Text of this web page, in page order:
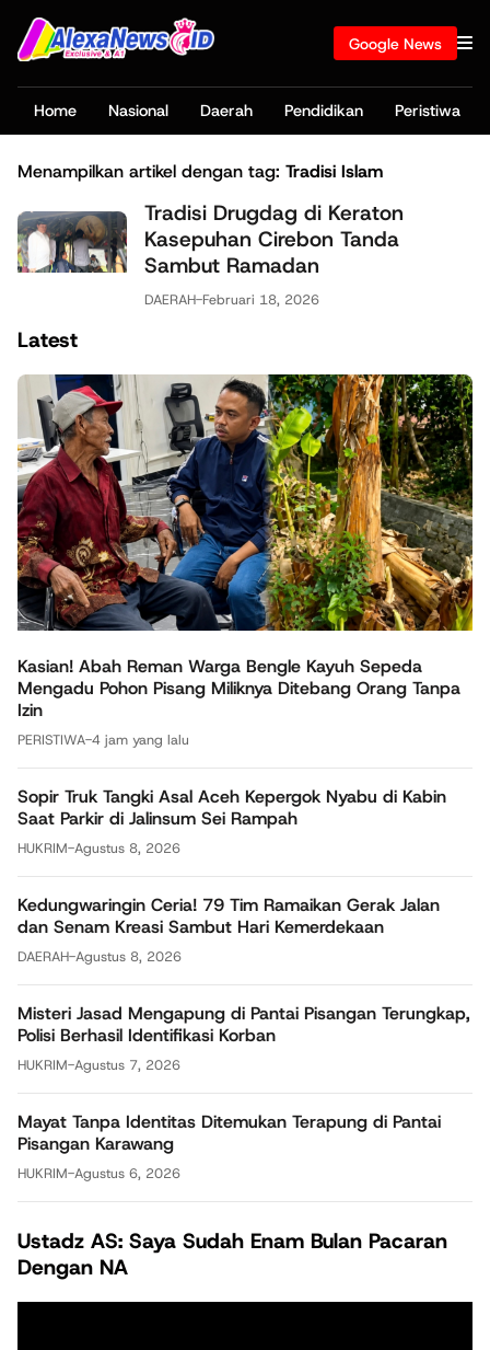
Google News
Home Nasional Daerah Pendidikan Peristiwa
Menampilkan artikel dengan tag: Tradisi Islam
Tradisi Drugdag di Keraton
Kasepuhan Cirebon Tanda
Sambut Ramadan
DAERAH-Februari 18, 2026
Latest
Kasian! Abah Reman Warga Bengle Kayuh Sepeda
Mengadu Pohon Pisang Miliknya Ditebang Orang Tanpa
Izin
PERISTIWA-4 jam yang lalu
Sopir Truk Tangki Asal Aceh Kepergok Nyabu di Kabin
Saat Parkir di Jalinsum Sei Rampah
HUKRIM-Agustus 8, 2026
Kedungwaringin Ceria! 79 Tim Ramaikan Gerak Jalan
dan Senam Kreasi Sambut Hari Kemerdekaan
DAERAH-Agustus 8, 2026
Misteri Jasad Mengapung di Pantai Pisangan Terungkap,
Polisi Berhasil Identifikasi Korban
HUKRIM-Agustus 7, 2026
Mayat Tanpa Identitas Ditemukan Terapung di Pantai
Pisangan Karawang
HUKRIM-Agustus 6, 2026
Ustadz AS: Saya Sudah Enam Bulan Pacaran
Dengan NA